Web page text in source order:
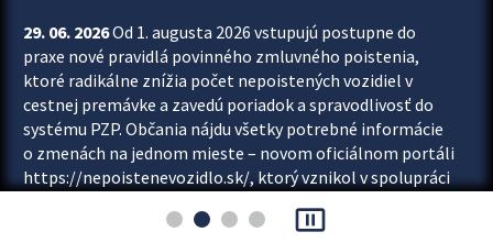
29. 06. 2026Od 1. augusta 2026 vstupujú postupne do
praxe nové pravidlá povinného zmluvného poistenia,
ktoré radikálne znížia počet nepoistených vozidiel v
cestnej premávke a zavedú poriadok a spravodlivosť do
systému PZP. Občania nájdu všetky potrebné informácie
o zmenách na jednom mieste – novom oficiálnom portáli
https://nepoistenevozidlo.sk/, ktorý vznikol v spolupráci
asociácie poisťovní (SLASPO) a Ministerstva vnútra SR.
pause_presentation